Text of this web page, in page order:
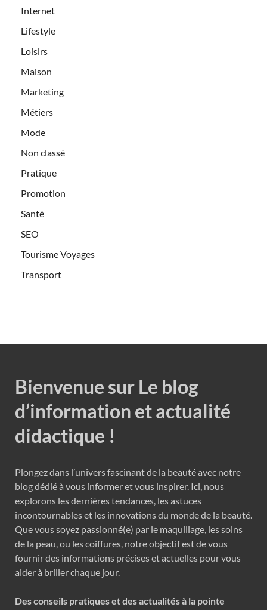
Internet
Lifestyle
Loisirs
Maison
Marketing
Métiers
Mode
Non classé
Pratique
Promotion
Santé
SEO
Tourisme Voyages
Transport
Bienvenue sur Le blog
d’information et actualité
didactique !
Plongez dans l’univers fascinant de la beauté avec notre
blog dédié à vous informer et vous inspirer. Ici, nous
explorons les dernières tendances, les astuces
incontournables et les innovations du monde de la beauté.
Que vous soyez passionné(e) par le maquillage, les soins
de la peau, ou les coiffures, notre objectif est de vous
fournir des informations précises et actuelles pour vous
aider à briller chaque jour.
Des conseils pratiques et des actualités à la pointe